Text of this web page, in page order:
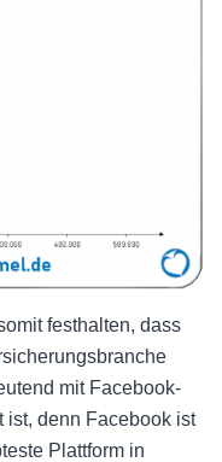
festhalten, dass
mit Facebook-
ist, denn Facebook ist
Plattform in